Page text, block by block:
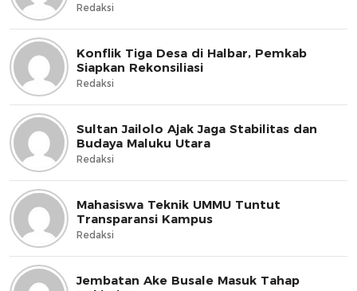
Redaksi
Konflik Tiga Desa di Halbar, Pemkab
Siapkan Rekonsiliasi
Redaksi
Sultan Jailolo Ajak Jaga Stabilitas dan
Budaya Maluku Utara
Redaksi
Mahasiswa Teknik UMMU Tuntut
Transparansi Kampus
Redaksi
Jembatan Ake Busale Masuk Tahap